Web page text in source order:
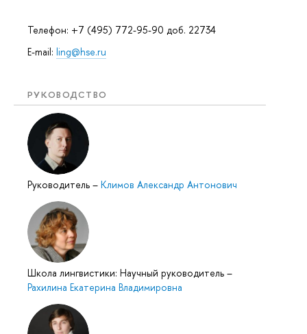
Телефон: +7 (495) 772-95-90 доб. 22734
E-mail: ling@hse.ru
РУКОВОДСТВО
Руководитель – Климов Александр Антонович
Школа лингвистики: Научный руководитель –
Рахилина Екатерина Владимировна